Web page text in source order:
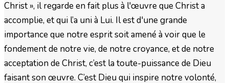
Christ », il regarde en fait plus à l'œuvre que Christ a
accomplie, et qui l’a uni à Lui. Il est d'une grande
importance que notre esprit soit amené à voir que le
fondement de notre vie, de notre croyance, et de notre
acceptation de Christ, c’est la toute-puissance de Dieu
faisant son œuvre. C’est Dieu qui inspire notre volonté,